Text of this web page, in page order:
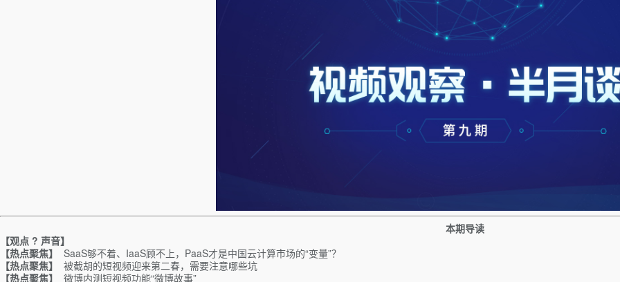
本期导读
【观点 ? 声音】
【热点聚焦】
SaaS够不着、IaaS顾不上，PaaS才是中国云计算市场的“变量”？
【热点聚焦】
被截胡的短视频迎来第二春，需要注意哪些坑
【热点聚焦】
微博内测短视频功能“微博故事”